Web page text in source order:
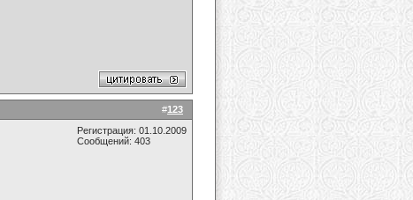
#123
Регистрация: 01.10.2009
Сообщений: 403